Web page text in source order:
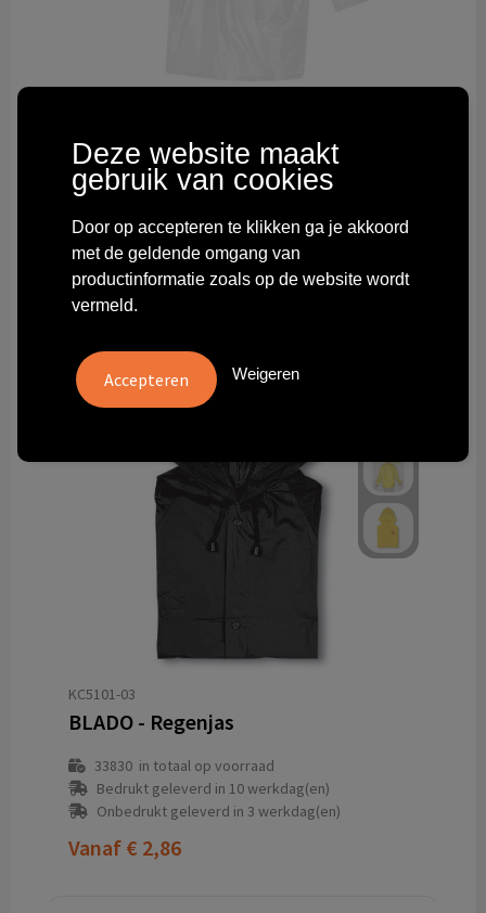
63820in totaal op voorraad
Bedrukt geleverd in 10 werkdag(en)
Onbedrukt geleverd in 3 werkdag(en)
Vanaf€ 1,37
KC5101-03
BLADO - Regenjas
33830in totaal op voorraad
Bedrukt geleverd in 10 werkdag(en)
Onbedrukt geleverd in 3 werkdag(en)
Vanaf € 2,86
Deze website maakt
gebruik van cookies
Door op accepteren te klikken ga je akkoord
met de geldende omgang van
productinformatie zoals op de website wordt
vermeld.
Weigeren